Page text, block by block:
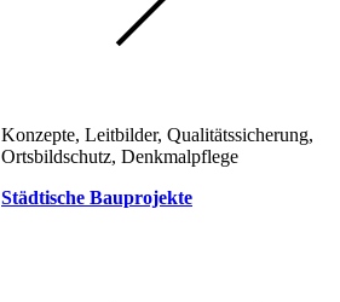
Konzepte, Leitbilder, Qualitätssicherung,
Ortsbildschutz, Denkmalpflege
Städtische Bauprojekte